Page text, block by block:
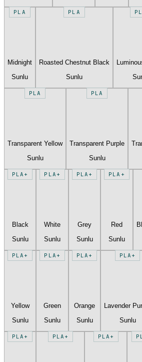
PLA
Midnight
Sunlu
PLA
Roasted Chestnut Black
Sunlu
PLA
Transparent Yellow
Sunlu
PLA
Transparent Purple
Sunlu
PLA+
Black
Sunlu
PLA+
White
Sunlu
PLA+
Grey
Sunlu
PLA+
Red
Sunlu
PLA+
Yellow
Sunlu
PLA+
Green
Sunlu
PLA+
Orange
Sunlu
PLA+
Lavender
Sunlu
PLA+ PLA+ PLA+